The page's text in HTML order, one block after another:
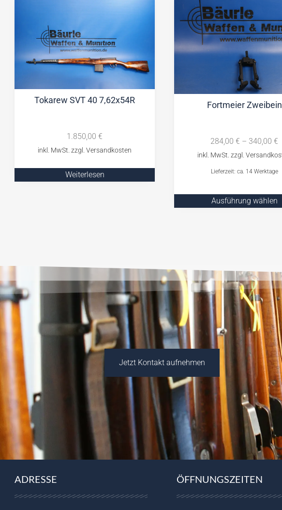
Tokarew SVT 40 7,62x54R
1.850,00 €
Weiterlesen
Fortmeier Zweibein
284,00 € – 340,00 €
Lieferzeit: ca. 14 Werktage
Ausführung wählen
Jetzt Kontakt aufnehmen
ADRESSE ÖFFNUNGSZEITEN